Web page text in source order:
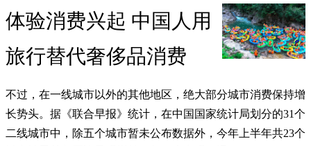
体验消费兴起 中国人用
旅行替代奢侈品消费
不过，在一线城市以外的其他地区，绝大部分城市消费保持增
长势头。据《联合早报》统计，在中国国家统计局划分的31个
二线城市中，除五个城市暂未公布数据外，今年上半年共23个